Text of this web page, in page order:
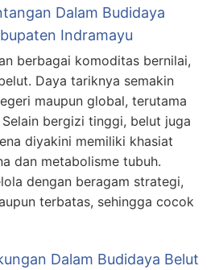
Dalam Budidaya
Indramayu
berbagai komoditas bernilai,
Daya tariknya semakin
maupun global, terutama
bergizi tinggi, belut juga
diyakini memiliki khasiat
dan metabolisme tubuh.
dengan beragam strategi,
terbatas, sehingga cocok
Dalam Budidaya Belut